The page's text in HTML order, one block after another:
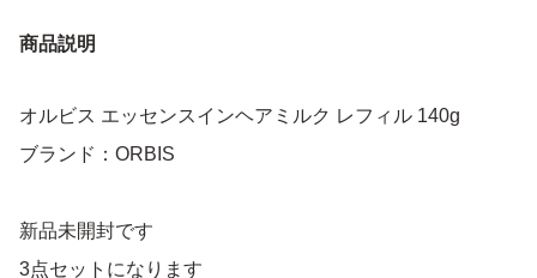
商品説明
オルビス エッセンスインヘアミルク レフィル 140g
ブランド：ORBIS
新品未開封です